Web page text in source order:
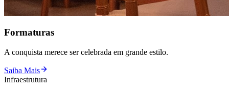
Formaturas
A conquista merece ser celebrada em grande estilo.
Saiba Mais
Infraestrutura